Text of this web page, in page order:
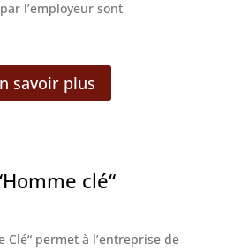
l’employeur sont
savoir plus
clé“
Clé“ permet à l’entreprise de